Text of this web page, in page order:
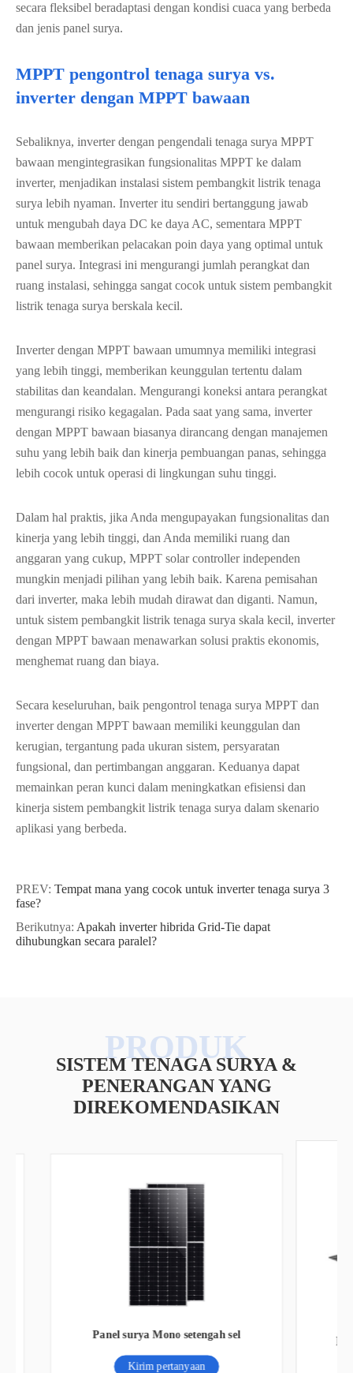
secara fleksibel beradaptasi dengan kondisi cuaca yang berbeda
dan jenis panel surya.
MPPT pengontrol tenaga surya vs.
inverter dengan MPPT bawaan
Sebaliknya, inverter dengan pengendali tenaga surya MPPT
bawaan mengintegrasikan fungsionalitas MPPT ke dalam
inverter, menjadikan instalasi sistem pembangkit listrik tenaga
surya lebih nyaman. Inverter itu sendiri bertanggung jawab
untuk mengubah daya DC ke daya AC, sementara MPPT
bawaan memberikan pelacakan poin daya yang optimal untuk
panel surya. Integrasi ini mengurangi jumlah perangkat dan
ruang instalasi, sehingga sangat cocok untuk sistem pembangkit
listrik tenaga surya berskala kecil.
Inverter dengan MPPT bawaan umumnya memiliki integrasi
yang lebih tinggi, memberikan keunggulan tertentu dalam
stabilitas dan keandalan. Mengurangi koneksi antara perangkat
mengurangi risiko kegagalan. Pada saat yang sama, inverter
dengan MPPT bawaan biasanya dirancang dengan manajemen
suhu yang lebih baik dan kinerja pembuangan panas, sehingga
lebih cocok untuk operasi di lingkungan suhu tinggi.
Dalam hal praktis, jika Anda mengupayakan fungsionalitas dan
kinerja yang lebih tinggi, dan Anda memiliki ruang dan
anggaran yang cukup, MPPT solar controller independen
mungkin menjadi pilihan yang lebih baik. Karena pemisahan
dari inverter, maka lebih mudah dirawat dan diganti. Namun,
untuk sistem pembangkit listrik tenaga surya skala kecil, inverter
dengan MPPT bawaan menawarkan solusi praktis ekonomis,
menghemat ruang dan biaya.
Secara keseluruhan, baik pengontrol tenaga surya MPPT dan
inverter dengan MPPT bawaan memiliki keunggulan dan
kerugian, tergantung pada ukuran sistem, persyaratan
fungsional, dan pertimbangan anggaran. Keduanya dapat
memainkan peran kunci dalam meningkatkan efisiensi dan
kinerja sistem pembangkit listrik tenaga surya dalam skenario
aplikasi yang berbeda.
PREV: Tempat mana yang cocok untuk inverter tenaga surya 3
fase?
Berikutnya: Apakah inverter hibrida Grid-Tie dapat
dihubungkan secara paralel?
SISTEM TENAGA SURYA &
PENERANGAN YANG
DIREKOMENDASIKAN
Lampu Jalan tenaga surya 200W